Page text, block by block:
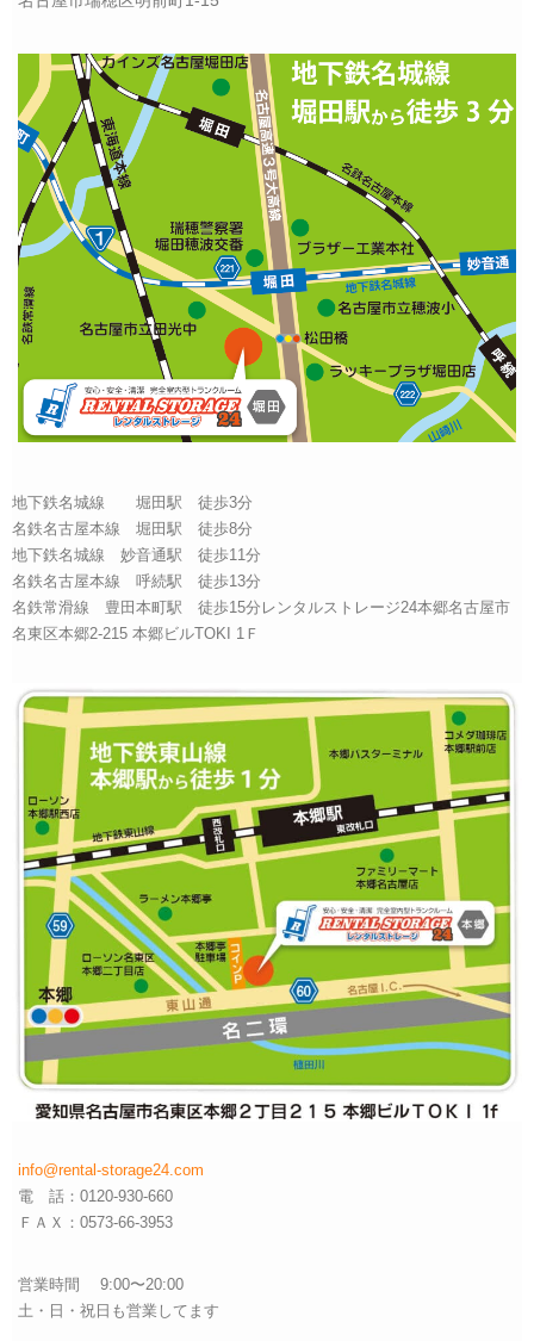
地下鉄名城線 堀田駅 徒歩3分
名鉄名古屋本線 堀田駅 徒歩8分
地下鉄名城線 妙音通駅 徒歩11分
名鉄名古屋本線 呼続駅 徒歩13分
名鉄常滑線 豊田本町駅 徒歩15分レンタルストレージ24本郷名古屋市
名東区本郷2-215 本郷ビルTOKI 1Ｆ
info@rental-storage24.com
電 話：0120-930-660
ＦＡＸ：0573-66-3953
営業時間 9:00〜20:00
土・日・祝日も営業してます